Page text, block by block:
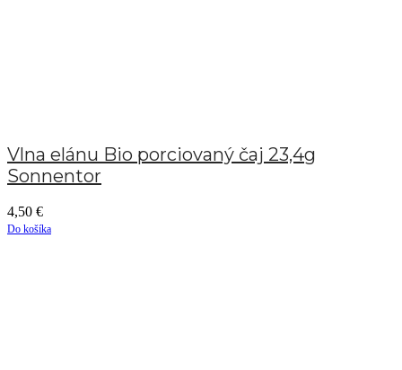
Vlna elánu Bio porciovaný čaj 23,4g
Sonnentor
4,50 €
Do košíka